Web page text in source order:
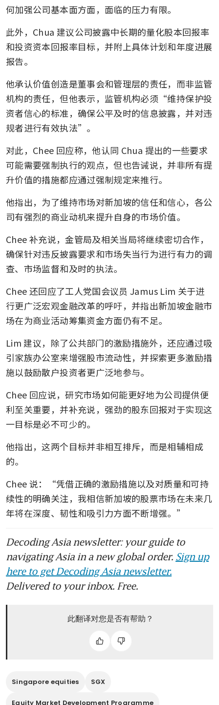
何加强公司基本面方面，面临的压力有限。
此外，Chua 建议公司披露中长期的量化股本回报率
和投资资本回报率目标，并附上具体计划和年度进展
报告。
他承认价值创造是董事会和管理层的责任，而非监管
机构的责任，但他表示，监管机构必须“维持保护投
资者信心的标准，确保公平及时的信息披露，并对违
规者进行有效执法”。
对此，Chee 回应称，他认同 Chua 提出的一些要求
可能需要强制执行的观点，但也告诫说，并非所有提
升价值的措施都应通过强制规定来推行。
他指出，为了维持市场对新加坡的信任和信心，各公
司有强烈的商业动机来提升自身的市场价值。
Chee 补充说，金管局及相关当局将继续密切合作，
确保针对违反披露要求和市场失当行为进行有力的调
查、市场监督和及时的执法。
Chee 还回应了工人党国会议员 Jamus Lim 关于进
行更广泛宏观金融改革的呼吁，并指出新加坡金融市
场在为商业活动筹集资金方面仍有不足。
Lim 建议，除了公共部门的激励措施外，还应通过吸
引家族办公室来增强股市流动性，并探索更多激励措
施以鼓励散户投资者更广泛地参与。
Chee 回应说，研究市场如何能更好地为公司提供便
利至关重要，并补充说，强劲的股东回报对于实现这
一目标是必不可少的。
他指出，这两个目标并非相互排斥，而是相辅相成
的。
Chee 说：“凭借正确的激励措施以及对质量和可持
续性的明确关注，我相信新加坡的股票市场在未来几
年将在深度、韧性和吸引力方面不断增强。”
Decoding Asia newsletter: your guide to
navigating Asia in a new global order. Sign up
here to get Decoding Asia newsletter.
Delivered to your inbox. Free.
此翻译对您是否有帮助？
Singapore equities SGX
Equity Market Development Programme